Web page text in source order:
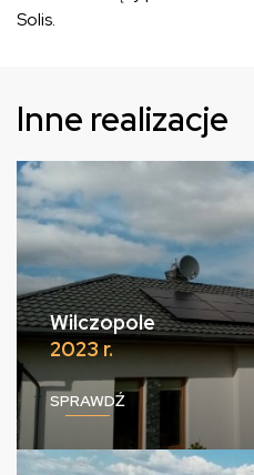
Solis.
Inne realizacje
Wilczopole
2023 r.
SPRAWDŹ